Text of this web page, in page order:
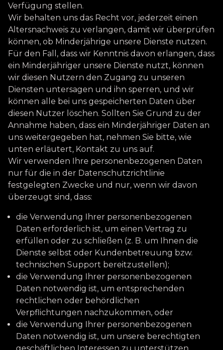
Verfügung stellen.
Wir behalten uns das Recht vor, jederzeit einen
Altersnachweis zu verlangen, damit wir überprüfen
können, ob Minderjährige unsere Dienste nutzen.
Für den Fall, dass wir Kenntnis davon erlangen, dass
ein Minderjähriger unsere Dienste nutzt, können
wir diesen Nutzern den Zugang zu unseren
Diensten untersagen und ihn sperren, und wir
können alle bei uns gespeicherten Daten über
diesen Nutzer löschen. Sollten Sie Grund zu der
Annahme haben, dass ein Minderjähriger Daten an
uns weitergegeben hat, nehmen Sie bitte, wie
unten erläutert, Kontakt zu uns auf.
Wir verwenden Ihre personenbezogenen Daten
nur für die in der Datenschutzrichtlinie
festgelegten Zwecke und nur, wenn wir davon
überzeugt sind, dass:
die Verwendung Ihrer personenbezogenen
Daten erforderlich ist, um einen Vertrag zu
erfüllen oder zu schließen (z. B. um Ihnen die
Dienste selbst oder Kundenbetreuung bzw.
technischen Support bereitzustellen);
die Verwendung Ihrer personenbezogenen
Daten notwendig ist, um entsprechenden
rechtlichen oder behördlichen
Verpflichtungen nachzukommen, oder
die Verwendung Ihrer personenbezogenen
Daten notwendig ist, um unsere berechtigten